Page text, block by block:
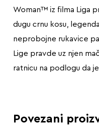
Woman™ iz filma Liga
dugu crnu kosu,
neprobojne rukavice
Lige pravde uz njen
ratnicu na podlogu da
Povezani